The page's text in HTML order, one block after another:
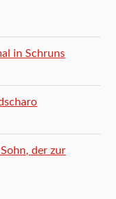
in Schruns
der zur